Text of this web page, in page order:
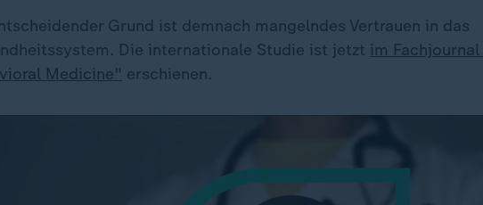
Grund ist demnach mangelndes Vertrauen in das
Die internationale Studie ist jetzt im
Medicine" erschienen.